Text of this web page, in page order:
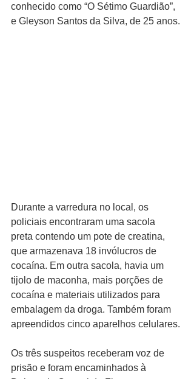
conhecido como “O Sétimo Guardião”,
e Gleyson Santos da Silva, de 25 anos.
Durante a varredura no local, os
policiais encontraram uma sacola
preta contendo um pote de creatina,
que armazenava 18 invólucros de
cocaína. Em outra sacola, havia um
tijolo de maconha, mais porções de
cocaína e materiais utilizados para
embalagem da droga. Também foram
apreendidos cinco aparelhos celulares.
Os três suspeitos receberam voz de
prisão e foram encaminhados à